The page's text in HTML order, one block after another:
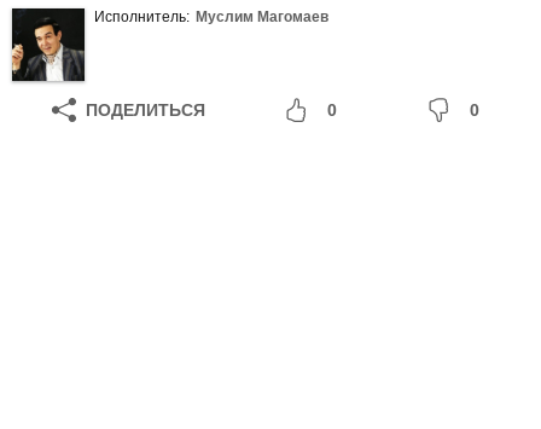
Исполнитель: Муслим Магомаев
ПОДЕЛИТЬСЯ 0 0